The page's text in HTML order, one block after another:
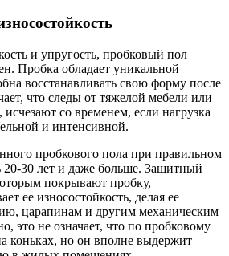
и упругость, пробковый пол
Пробка обладает уникальной
восстанавливать свою форму после
что следы от тяжелой мебели или
со временем, если нагрузка
и интенсивной.
пробкового пола при правильном
20-30 лет и даже больше. Защитный
покрывают пробку,
ее износостойкость, делая ее
царапинам и другим механическим
это не означает, что по пробковому
коньках, но он вполне выдержит